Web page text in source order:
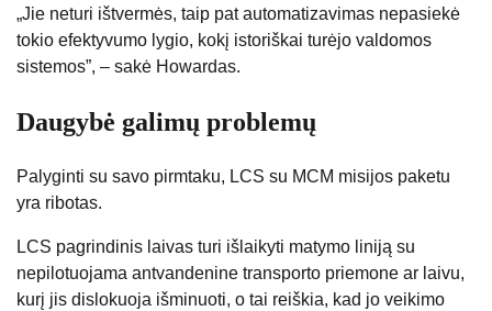
„Jie neturi ištvermės, taip pat automatizavimas nepasiekė
tokio efektyvumo lygio, kokį istoriškai turėjo valdomos
sistemos”, – sakė Howardas.
Daugybė galimų problemų
Palyginti su savo pirmtaku, LCS su MCM misijos paketu
yra ribotas.
LCS pagrindinis laivas turi išlaikyti matymo liniją su
nepilotuojama antvandenine transporto priemone ar laivu,
kurį jis dislokuoja išminuoti, o tai reiškia, kad jo veikimo